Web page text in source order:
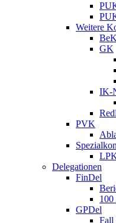
Weitere
GK
IK-
PVK
Delegationen
FinDel
100
GPDel
Fall